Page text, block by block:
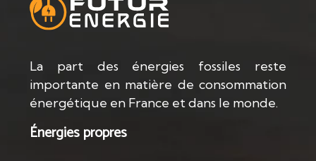
La part des énergies fossiles reste
importante en matière de consommation
énergétique en France et dans le monde.
Énergies propres